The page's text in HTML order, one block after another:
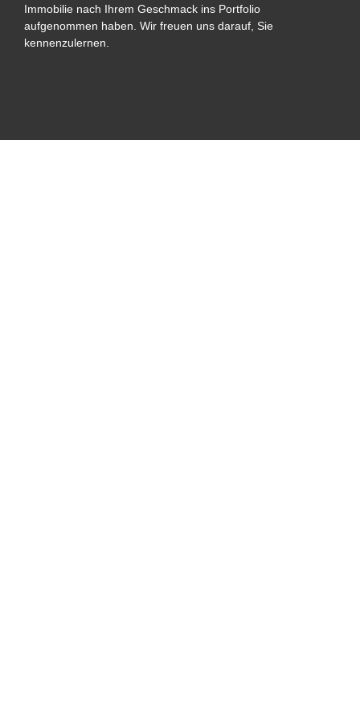
Immobilie nach Ihrem Geschmack ins Portfolio
aufgenommen haben. Wir freuen uns darauf, Sie
kennenzulernen.